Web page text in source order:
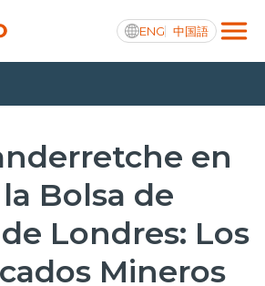
ENG 中国語
en
Bolsa de
Londres: Los
Mineros